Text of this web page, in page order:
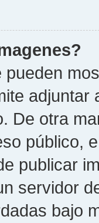
De otra
público,
publicar
servidor
bajo